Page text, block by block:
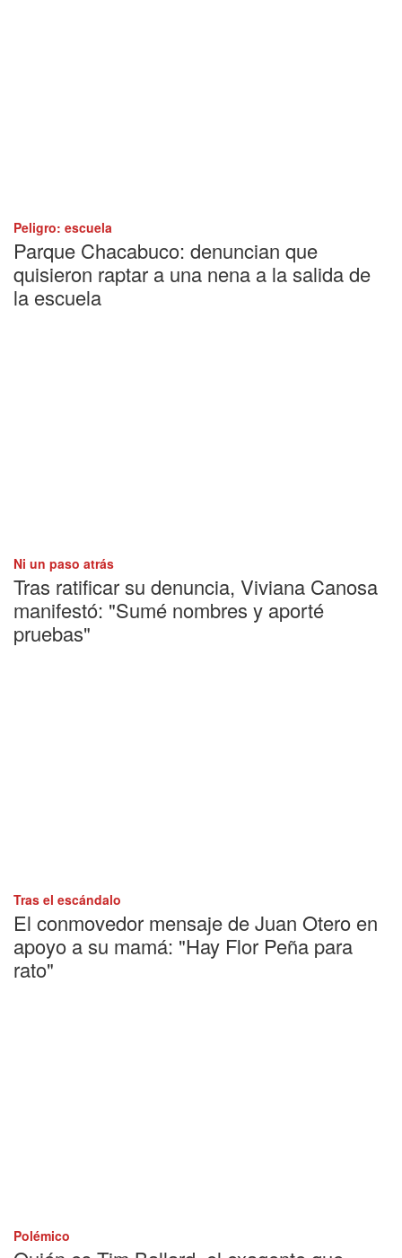
Peligro: escuela
Parque Chacabuco: denuncian que
quisieron raptar a una nena a la salida de
la escuela
Ni un paso atrás
Tras ratificar su denuncia, Viviana Canosa
manifestó: "Sumé nombres y aporté
pruebas"
Tras el escándalo
El conmovedor mensaje de Juan Otero en
apoyo a su mamá: "Hay Flor Peña para
rato"
Polémico